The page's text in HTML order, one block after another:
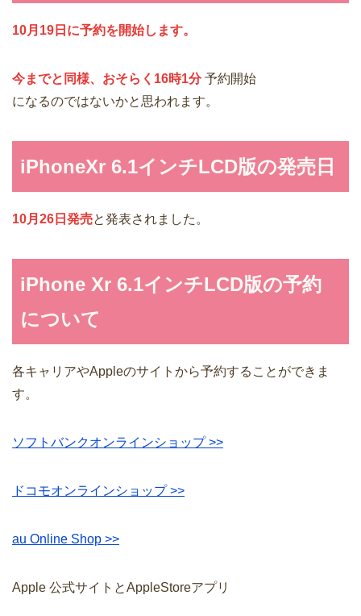
10月19日に予約を開始します。
今までと同様、おそらく16時1分予約開始
になるのではないかと思われます。
iPhoneXr 6.1インチLCD版の発売日
10月26日発売と発表されました。
iPhone Xr 6.1インチLCD版の予約
について
各キャリアやAppleのサイトから予約することができま
す。
ソフトバンクオンラインショップ >>
ドコモオンラインショップ >>
au Online Shop >>
Apple 公式サイトとAppleStoreアプリ